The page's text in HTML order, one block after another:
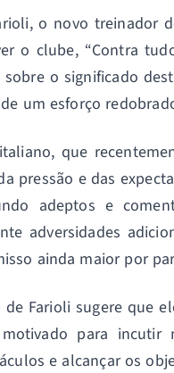
o novo treinador
o clube, “Contra
sobre o significado
um esforço
que
pressão e das
adeptos e
adversidades
ainda maior por
de Farioli sugere que
para incutir
e alcançar os